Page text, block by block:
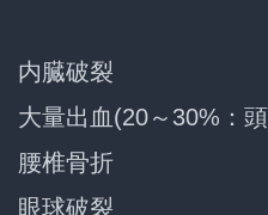
内臓破裂
大量出血(20～30%：
腰椎骨折
眼球破裂